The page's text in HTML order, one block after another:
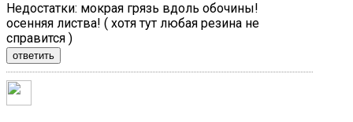
Недостатки: мокрая грязь вдоль обочины!
осенняя листва! ( хотя тут любая резина не
справится )
ответить